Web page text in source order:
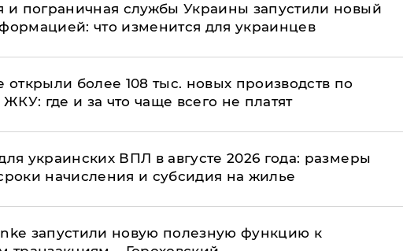
и пограничная службы Украины запустили новый
что изменится для украинцев
открыли более 108 тыс. новых производств по
ЖКУ: где и за что чаще всего не платят
украинских ВПЛ в августе 2026 года: размеры
начисления и субсидия на жилье
запустили новую полезную функцию к